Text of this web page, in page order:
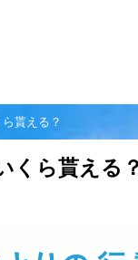
貰える？
くら貰える？